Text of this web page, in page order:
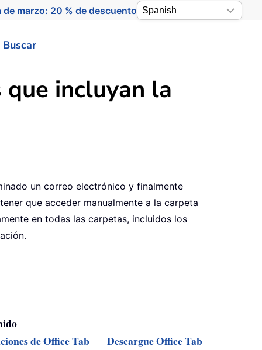
de marzo: 20 % de descuento
Buscar
incluyan la
un correo electrónico y finalmente
que acceder manualmente a la carpeta
en todas las carpetas, incluidos los
de Office Tab
Descargue Office Tab